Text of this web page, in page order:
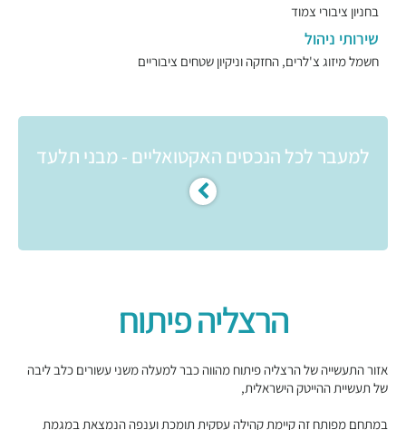
בחניון ציבורי צמוד
שירותי ניהול
חשמל מיזוג צ'לרים, החזקה וניקיון שטחים ציבוריים
למעבר לכל הנכסים האקטואליים - מבני תלעד
הרצליה פיתוח
אזור התעשייה של הרצליה פיתוח מהווה כבר למעלה משני עשורים כלב ליבה
של תעשיית ההייטק הישראלית,
במתחם מפותח זה קיימת קהילה עסקית תומכת וענפה הנמצאת במגמת